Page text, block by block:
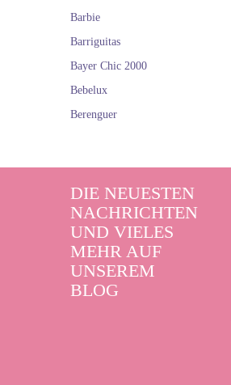
Barbie
Barriguitas
Bayer Chic 2000
Bebelux
Berenguer
DIE NEUESTEN
NACHRICHTEN
UND VIELES
MEHR AUF
UNSEREM
BLOG